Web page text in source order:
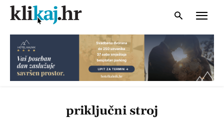
priključni stroj